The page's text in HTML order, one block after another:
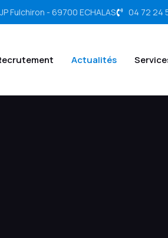
Fulchiron - 69700 ECHALAS 04 72 24
Actualités